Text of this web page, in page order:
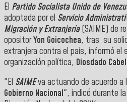
El Partido Socialista Unido de
adoptada por el Servicio
Migración y Extranjería(SAIME) de
opositorYon Goicochea, tras su
extranjera contra el país, informó el
organización política, Diosdado
"El SAIMEva actuando de acuerdo
Gobierno Nacional", indicó durante